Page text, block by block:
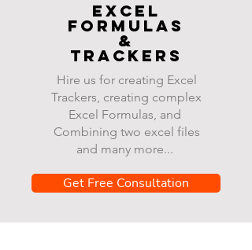
Excel
FOrmulas
&
Trackers
Hire us for creating Excel
Trackers, creating complex
Excel Formulas, and
Combining two excel files
and many more...
Get Free Consultation